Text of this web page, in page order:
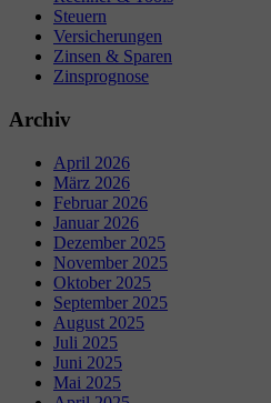
Steuern
Versicherungen
Zinsen & Sparen
Zinsprognose
Archiv
April 2026
März 2026
Februar 2026
Januar 2026
Dezember 2025
November 2025
Oktober 2025
September 2025
August 2025
Juli 2025
Juni 2025
Mai 2025